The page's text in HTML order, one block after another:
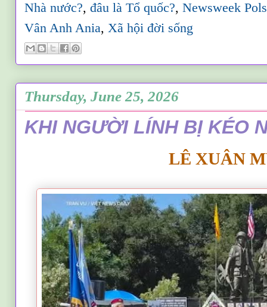
Nhà nước?,đâu là Tổ quốc?,Newsweek
Vân Anh Ania,Xã hội đời sống
Thursday, June 25, 2026
KHI NGƯỜI LÍNH BỊ KÉO
LÊ XUÂN